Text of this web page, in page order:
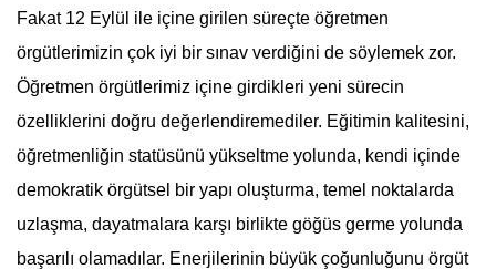
Fakat 12 Eylül ile içine girilen süreçte öğretmen
örgütlerimizin çok iyi bir sınav verdiğini de söylemek zor.
Öğretmen örgütlerimiz içine girdikleri yeni sürecin
özelliklerini doğru değerlendiremediler. Eğitimin kalitesini,
öğretmenliğin statüsünü yükseltme yolunda, kendi içinde
demokratik örgütsel bir yapı oluşturma, temel noktalarda
uzlaşma, dayatmalara karşı birlikte göğüs germe yolunda
başarılı olamadılar. Enerjilerinin büyük çoğunluğunu örgüt